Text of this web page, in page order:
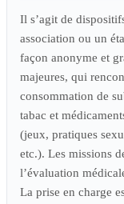
Il s’agit de
association ou un
façon anonyme et
majeures, qui
consommation de
tabac et
(jeux, pratiques
etc.). Les missions
l’évaluation
La prise en charge